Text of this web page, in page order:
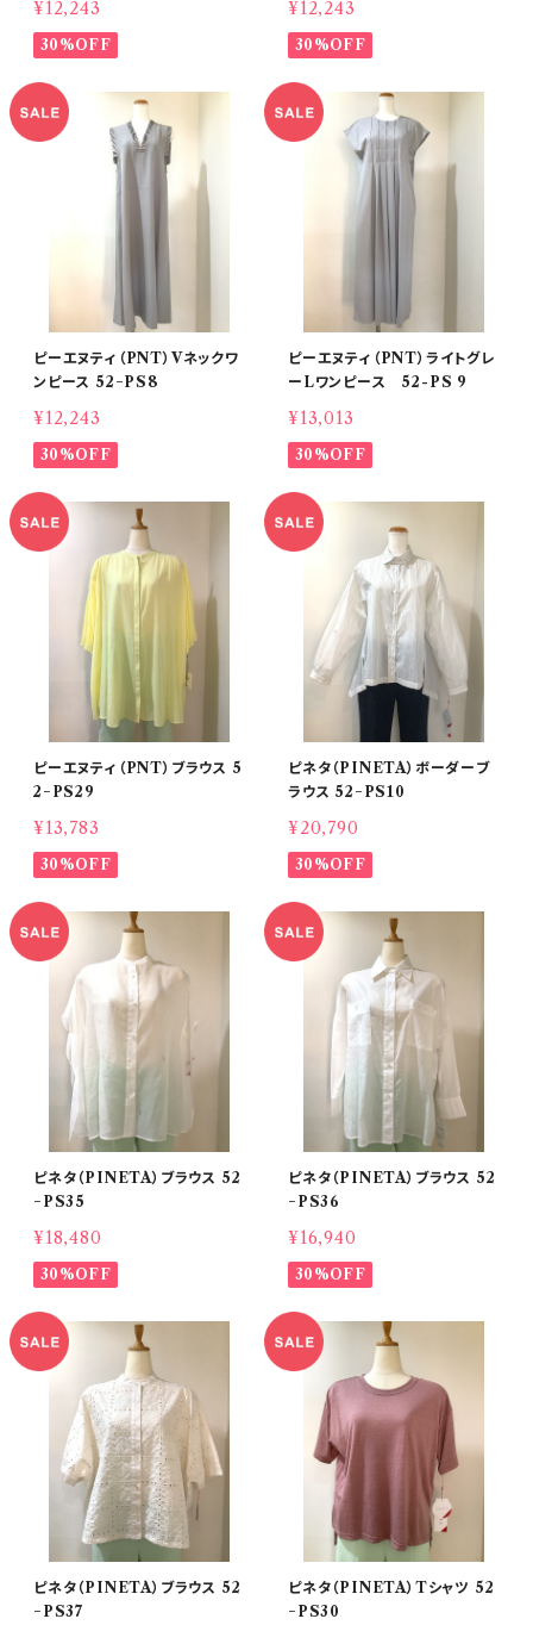
¥12,243
30%OFF
¥12,243
30%OFF
ピーエヌティ（PNT）Vネックワ
ンピース 52−PS8
¥12,243
30%OFF
ピーエヌティ（PNT）ライトグレ
ーLワンピース 52-PS 9
¥13,013
30%OFF
ピーエヌティ（PNT）ブラウス 5
2−PS29
¥13,783
30%OFF
ピネタ（PINETA）ボーダーブ
ラウス 52−PS10
¥20,790
30%OFF
ピネタ（PINETA）ブラウス 52
−PS35
¥18,480
30%OFF
ピネタ（PINETA）ブラウス 52
−PS36
¥16,940
30%OFF
ピネタ（PINETA）ブラウス 52
−PS37
ピネタ（PINETA）Tシャツ 52
−PS30